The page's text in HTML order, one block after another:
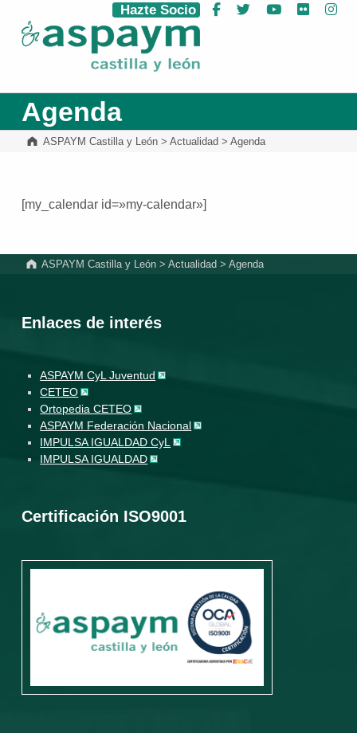
ASPAYM Castilla y León
Hazte Socio Facebook
Twitter YouTube
Flickr
Agenda
ASPAYM Castilla y León> Actualidad > Agenda
[my_calendar id=»my-calendar»]
ASPAYM Castilla y León >Actualidad >Agenda
Enlaces de interés
ASPAYM CyL Juventud
CETEO
Ortopedia CETEO
ASPAYM Federación Nacional
IMPULSA IGUALDAD CyL
IMPULSA IGUALDAD
Certificación ISO9001